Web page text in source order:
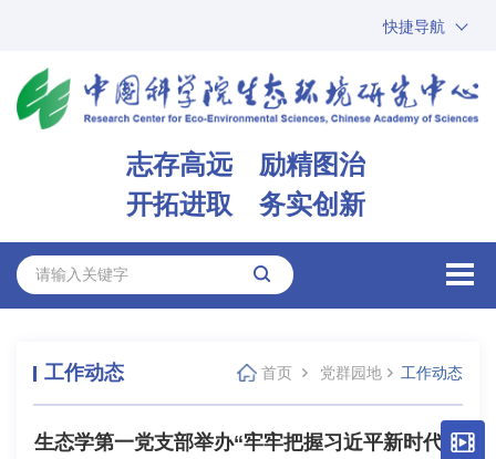
快捷导航
ARP
邮箱
志存高远 励精图治
开拓进取 务实创新
工作动态 首页 党群园地 工作动态
生态学第一党支部举办“牢牢把握习近平新时代中